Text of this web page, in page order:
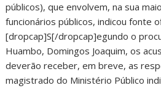
públicos), que envolvem, na sua
funcionários públicos, indicou fonte
[dropcap]S[/dropcap]egundo o
Huambo, Domingos Joaquim, os
deverão receber, em breve, as
magistrado do Ministério Público